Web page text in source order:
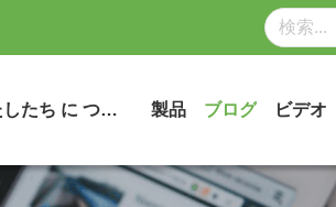
わたしたち に つい て 製品 ブログ ビデオ